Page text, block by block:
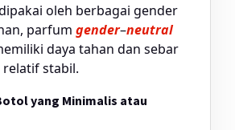
oleh berbagai gender
parfum gender–neutral
daya tahan dan sebar
stabil.
yang Minimalis atau